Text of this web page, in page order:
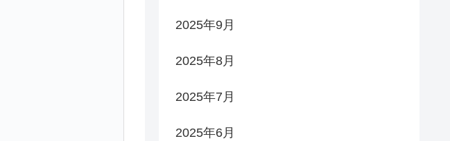
2025年9月
2025年8月
2025年7月
2025年6月